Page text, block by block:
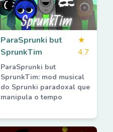
ParaSprunki but
SprunkTim
★
4.7
ParaSprunki but
SprunkTim: mod musical
do Sprunki paradoxal que
manipula o tempo